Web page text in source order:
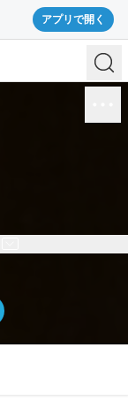
アプリで開く